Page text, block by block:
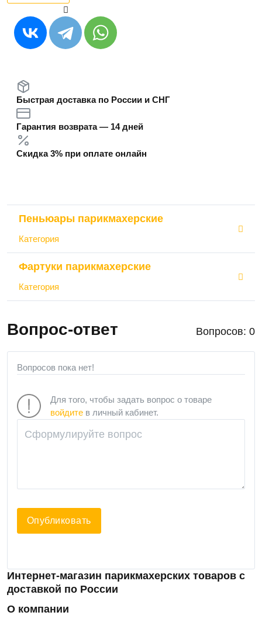
Быстрая доставка по России и СНГ
Гарантия возврата — 14 дней
Скидка 3% при оплате онлайн
Пеньюары парикмахерские
Категория
Фартуки парикмахерские
Категория
Вопрос-ответ Вопросов: 0
Вопросов пока нет!
Для того, чтобы задать вопрос о товаре
войдите в личный кабинет.
Опубликовать
Интернет-магазин парикмахерских товаров с
доставкой по России
О компании